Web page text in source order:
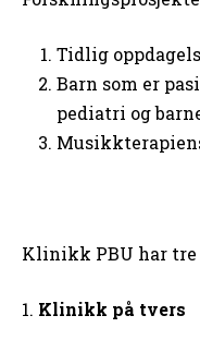
Tidlig
Barn som er
pediatri og
Klinikk PBU har tre
1. Klinikk på tvers